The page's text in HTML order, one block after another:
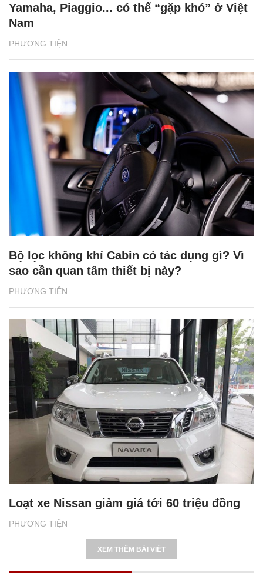
PHƯƠNG TIỆN
Yamaha, Piaggio... có thể “gặp khó” ở Việt
Nam
PHƯƠNG TIỆN
Bộ lọc không khí Cabin có tác dụng gì? Vì
sao cần quan tâm thiết bị này?
PHƯƠNG TIỆN
Loạt xe Nissan giảm giá tới 60 triệu đồng
XEM THÊM BÀI VIẾT